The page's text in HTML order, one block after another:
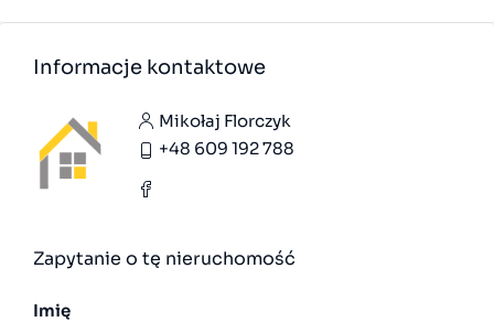
Informacje kontaktowe
Mikołaj Florczyk
+48 609 192 788
Zapytanie o tę nieruchomość
Imię